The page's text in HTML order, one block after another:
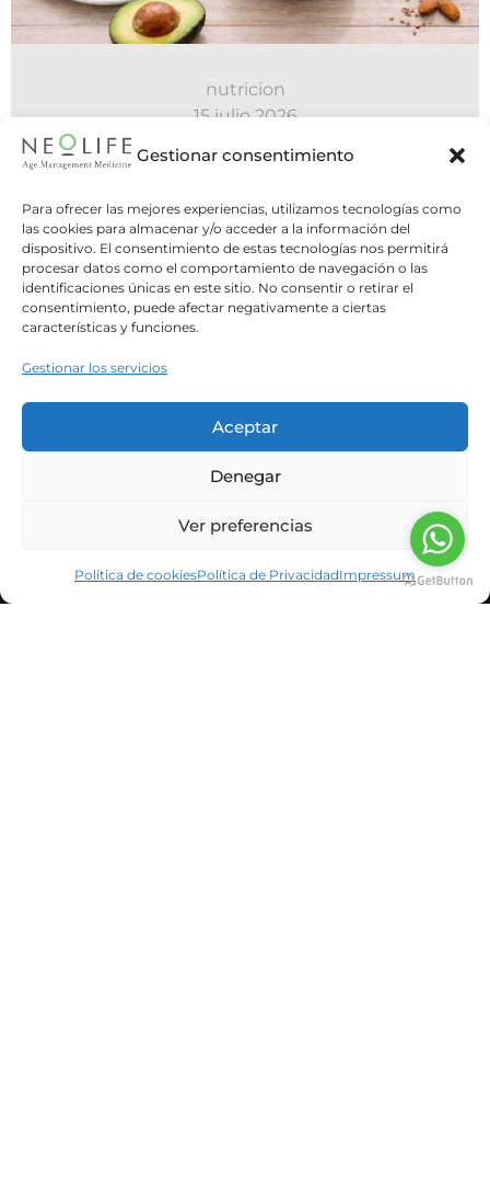
Gestionar consentimiento
Para ofrecer las mejores experiencias, utilizamos tecnologías como
las cookies para almacenar y/o acceder a la información del
dispositivo. El consentimiento de estas tecnologías nos permitirá
procesar datos como el comportamiento de navegación o las
identificaciones únicas en este sitio. No consentir o retirar el
consentimiento, puede afectar negativamente a ciertas
características y funciones.
Gestionar los servicios
Aceptar
Denegar
Ver preferencias
Política de cookiesPolítica de PrivacidadImpressum
nutricion
15 julio 2026
Alimentación en el SOMP
anterior de nuestro blog, el síndrome ovárico
metabólico...
Leer Más